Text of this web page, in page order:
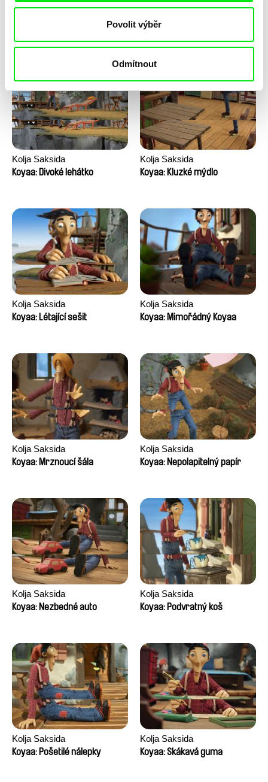
Povolit výběr
Odmítnout
Kočka a pták
Kolja Saksida
Koyaa: Divoké lehátko
Kolja Saksida
Koyaa: Kluzké mýdlo
Kolja Saksida
Koyaa: Létající sešit
Kolja Saksida
Koyaa: Mimořádný Koyaa
Kolja Saksida
Koyaa: Mrznoucí šála
Kolja Saksida
Koyaa: Nepolapitelný papír
Kolja Saksida
Koyaa: Nezbedné auto
Kolja Saksida
Koyaa: Podvratný koš
Kolja Saksida
Koyaa: Pošetilé nálepky
Kolja Saksida
Koyaa: Skákavá guma